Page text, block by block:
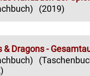
(2019)
& Dragons -